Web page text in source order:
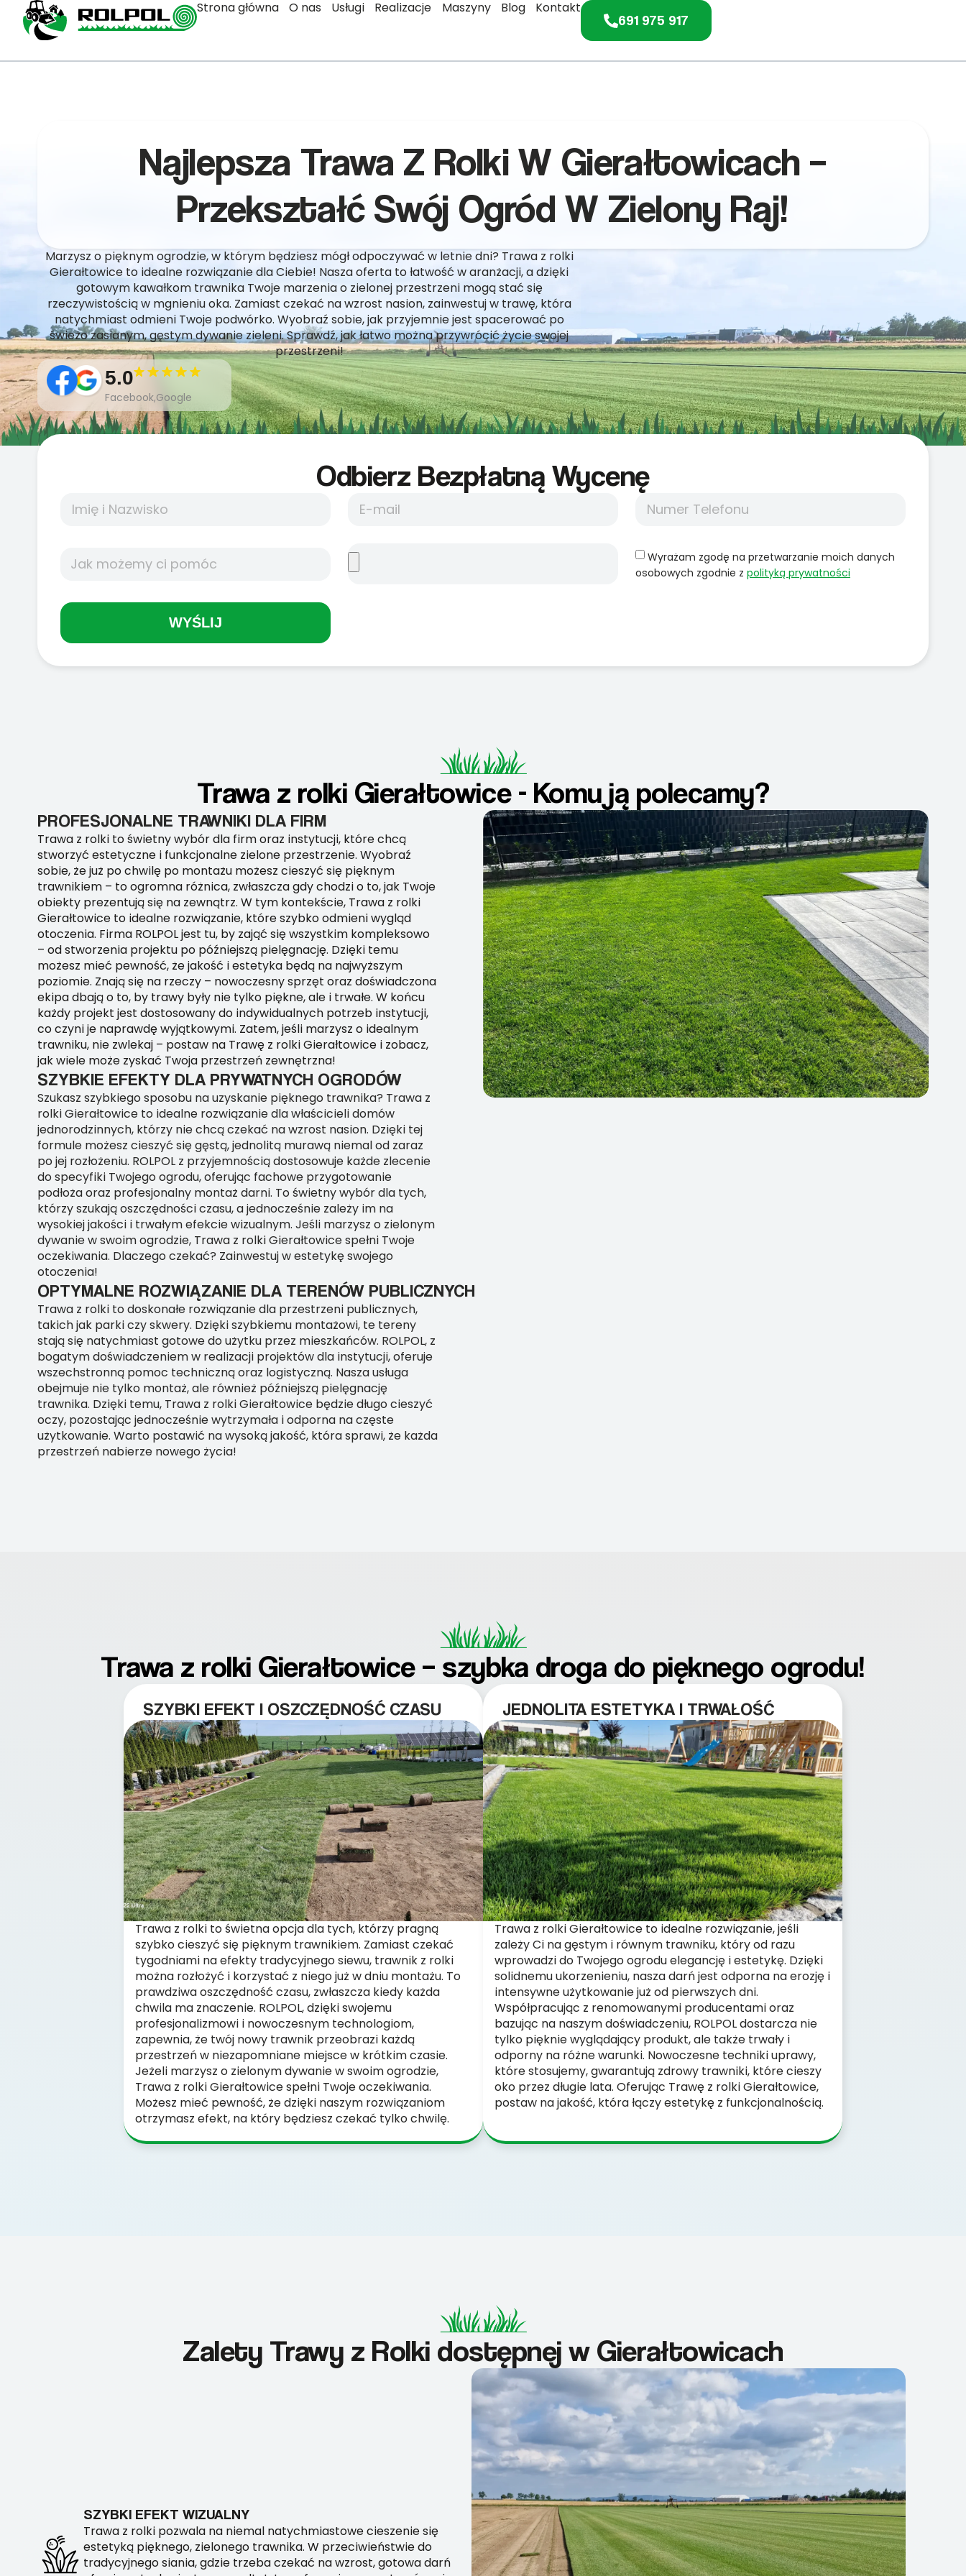
Strona główna O nas Usługi Realizacje Maszyny Blog Kontakt
691 975 917
Najlepsza Trawa Z Rolki W Gierałtowicach –
Przekształć Swój Ogród W Zielony Raj!
Marzysz o pięknym ogrodzie, w którym będziesz mógł odpoczywać w letnie dni? Trawa z rolki
Gierałtowice to idealne rozwiązanie dla Ciebie! Nasza oferta to łatwość w aranżacji, a dzięki
gotowym kawałkom trawnika Twoje marzenia o zielonej przestrzeni mogą stać się
rzeczywistością w mgnieniu oka. Zamiast czekać na wzrost nasion, zainwestuj w trawę, która
natychmiast odmieni Twoje podwórko. Wyobraź sobie, jak przyjemnie jest spacerować po
świeżo zasianym, gęstym dywanie zieleni. Sprawdź, jak łatwo można przywrócić życie swojej
przestrzeni!
5.0
Facebook,Google
Odbierz Bezpłatną Wycenę
Wyrażam zgodę na przetwarzanie moich danych
osobowych zgodnie z polityką prywatności
WYŚLIJ
Trawa z rolki Gierałtowice - Komu ją polecamy?
PROFESJONALNE TRAWNIKI DLA FIRM
Trawa z rolki to świetny wybór dla firm oraz instytucji, które chcą
stworzyć estetyczne i funkcjonalne zielone przestrzenie. Wyobraź
sobie, że już po chwilę po montażu możesz cieszyć się pięknym
trawnikiem – to ogromna różnica, zwłaszcza gdy chodzi o to, jak Twoje
obiekty prezentują się na zewnątrz. W tym kontekście, Trawa z rolki
Gierałtowice to idealne rozwiązanie, które szybko odmieni wygląd
otoczenia. Firma ROLPOL jest tu, by zająć się wszystkim kompleksowo
– od stworzenia projektu po późniejszą pielęgnację. Dzięki temu
możesz mieć pewność, że jakość i estetyka będą na najwyższym
poziomie. Znają się na rzeczy – nowoczesny sprzęt oraz doświadczona
ekipa dbają o to, by trawy były nie tylko piękne, ale i trwałe. W końcu
każdy projekt jest dostosowany do indywidualnych potrzeb instytucji,
co czyni je naprawdę wyjątkowymi. Zatem, jeśli marzysz o idealnym
trawniku, nie zwlekaj – postaw na Trawę z rolki Gierałtowice i zobacz,
jak wiele może zyskać Twoja przestrzeń zewnętrzna!
SZYBKIE EFEKTY DLA PRYWATNYCH OGRODÓW
Szukasz szybkiego sposobu na uzyskanie pięknego trawnika? Trawa z
rolki Gierałtowice to idealne rozwiązanie dla właścicieli domów
jednorodzinnych, którzy nie chcą czekać na wzrost nasion. Dzięki tej
formule możesz cieszyć się gęstą, jednolitą murawą niemal od zaraz
po jej rozłożeniu. ROLPOL z przyjemnością dostosowuje każde zlecenie
do specyfiki Twojego ogrodu, oferując fachowe przygotowanie
podłoża oraz profesjonalny montaż darni. To świetny wybór dla tych,
którzy szukają oszczędności czasu, a jednocześnie zależy im na
wysokiej jakości i trwałym efekcie wizualnym. Jeśli marzysz o zielonym
dywanie w swoim ogrodzie, Trawa z rolki Gierałtowice spełni Twoje
oczekiwania. Dlaczego czekać? Zainwestuj w estetykę swojego
otoczenia!
OPTYMALNE ROZWIĄZANIE DLA TERENÓW PUBLICZNYCH
Trawa z rolki to doskonałe rozwiązanie dla przestrzeni publicznych,
takich jak parki czy skwery. Dzięki szybkiemu montażowi, te tereny
stają się natychmiast gotowe do użytku przez mieszkańców. ROLPOL, z
bogatym doświadczeniem w realizacji projektów dla instytucji, oferuje
wszechstronną pomoc techniczną oraz logistyczną. Nasza usługa
obejmuje nie tylko montaż, ale również późniejszą pielęgnację
trawnika. Dzięki temu, Trawa z rolki Gierałtowice będzie długo cieszyć
oczy, pozostając jednocześnie wytrzymała i odporna na częste
użytkowanie. Warto postawić na wysoką jakość, która sprawi, że każda
przestrzeń nabierze nowego życia!
Trawa z rolki Gierałtowice – szybka droga do pięknego ogrodu!
SZYBKI EFEKT I OSZCZĘDNOŚĆ CZASU
Trawa z rolki to świetna opcja dla tych, którzy pragną
szybko cieszyć się pięknym trawnikiem. Zamiast czekać
tygodniami na efekty tradycyjnego siewu, trawnik z rolki
można rozłożyć i korzystać z niego już w dniu montażu. To
prawdziwa oszczędność czasu, zwłaszcza kiedy każda
chwila ma znaczenie. ROLPOL, dzięki swojemu
profesjonalizmowi i nowoczesnym technologiom,
zapewnia, że twój nowy trawnik przeobrazi każdą
przestrzeń w niezapomniane miejsce w krótkim czasie.
Jeżeli marzysz o zielonym dywanie w swoim ogrodzie,
Trawa z rolki Gierałtowice spełni Twoje oczekiwania.
Możesz mieć pewność, że dzięki naszym rozwiązaniom
otrzymasz efekt, na który będziesz czekać tylko chwilę.
JEDNOLITA ESTETYKA I TRWAŁOŚĆ
Trawa z rolki Gierałtowice to idealne rozwiązanie, jeśli
zależy Ci na gęstym i równym trawniku, który od razu
wprowadzi do Twojego ogrodu elegancję i estetykę. Dzięki
solidnemu ukorzenieniu, nasza darń jest odporna na erozję i
intensywne użytkowanie już od pierwszych dni.
Współpracując z renomowanymi producentami oraz
bazując na naszym doświadczeniu, ROLPOL dostarcza nie
tylko pięknie wyglądający produkt, ale także trwały i
odporny na różne warunki. Nowoczesne techniki uprawy,
które stosujemy, gwarantują zdrowy trawniki, które cieszy
oko przez długie lata. Oferując Trawę z rolki Gierałtowice,
postaw na jakość, która łączy estetykę z funkcjonalnością.
Zalety Trawy z Rolki dostępnej w Gierałtowicach
SZYBKI EFEKT WIZUALNY
Trawa z rolki pozwala na niemal natychmiastowe cieszenie się
estetyką pięknego, zielonego trawnika. W przeciwieństwie do
tradycyjnego siania, gdzie trzeba czekać na wzrost, gotowa darń